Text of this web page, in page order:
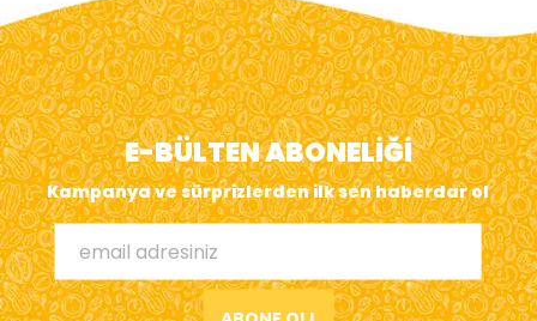
E-BÜLTEN ABONELİĞİ
Kampanya ve sürprizlerden ilk sen haberdar ol